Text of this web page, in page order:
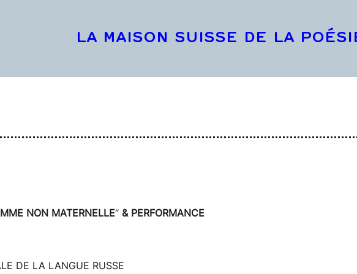
LA MAISON SUISSE DE LA
NON MATERNELLE“ & PERFORMANCE
DE LA LANGUE RUSSE